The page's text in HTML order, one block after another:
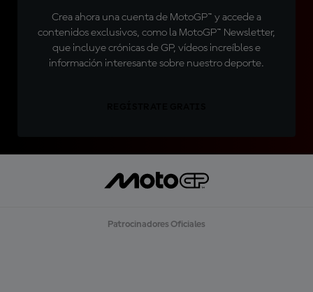
Crea ahora una cuenta de MotoGP™ y accede a
contenidos exclusivos, como la MotoGP™ Newsletter,
que incluye crónicas de GP, vídeos increíbles e
información interesante sobre nuestro deporte.
Patrocinadores Oficiales